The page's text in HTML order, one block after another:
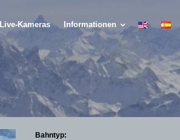
Live-Kameras Informationen
Bahntyp: